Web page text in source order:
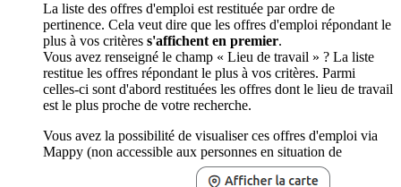
La liste des offres d'emploi est restituée par ordre de
pertinence. Cela veut dire que les offres d'emploi répondant le
plus à vos critères s'affichent en premier.
Vous avez renseigné le champ « Lieu de travail » ? La liste
restitue les offres répondant le plus à vos critères. Parmi
celles-ci sont d'abord restituées les offres dont le lieu de travail
est le plus proche de votre recherche.
Vous avez la possibilité de visualiser ces offres d'emploi via
Mappy (non accessible aux personnes en situation de